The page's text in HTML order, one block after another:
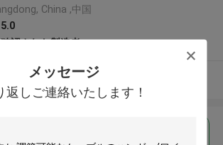
メッセージ
返しご連絡いたします！
China ,中国
5.0
確認された製造者
多くを見て下さい